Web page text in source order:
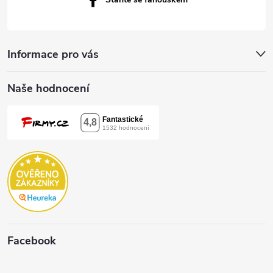
Informace pro vás
Naše hodnocení
Facebook